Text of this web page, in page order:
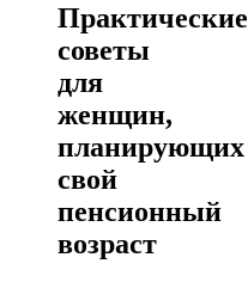
Практические
советы
для
женщин,
планирующих
свой
пенсионный
возраст